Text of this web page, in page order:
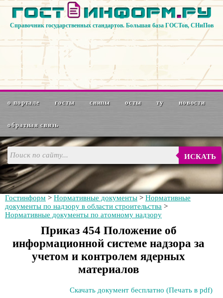
Справочник государственных стандартов. Большая база ГОСТов, СНиПов
о портале госты снипы осты ту новости
обратная связь
ИСКАТЬ
Гостинформ > Нормативные документы > Нормативные
документы по надзору в области строительства >
Нормативные документы по атомному надзору
Приказ 454 Положение об
информационной системе надзора за
учетом и контролем ядерных
материалов
Скачать документ бесплатно (Печать в pdf)